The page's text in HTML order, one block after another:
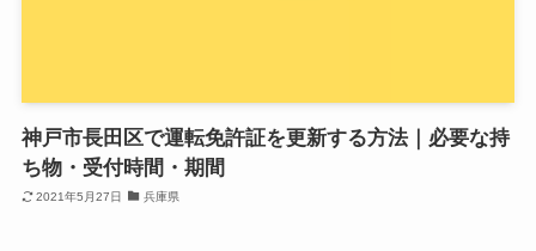
神戸市長田区で運転免許証を更新する方法｜必要な持
ち物・受付時間・期間
2021年5月27日 兵庫県